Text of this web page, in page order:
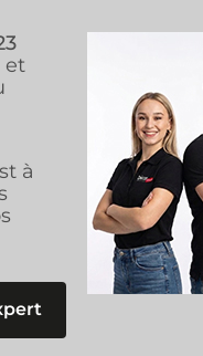
et
à